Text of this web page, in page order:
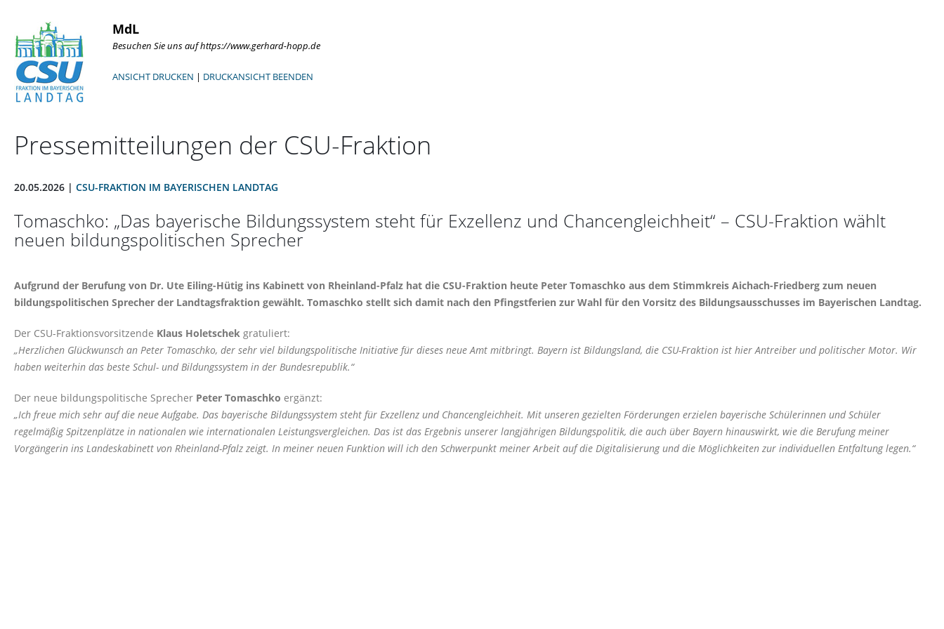
MdL
Besuchen Sie uns auf https://www.gerhard-hopp.de
ANSICHT DRUCKEN | DRUCKANSICHT BEENDEN
Pressemitteilungen der CSU-Fraktion
20.05.2026 | CSU-FRAKTION IM BAYERISCHEN LANDTAG
Tomaschko: „Das bayerische Bildungssystem steht für Exzellenz und Chancengleichheit“ – CSU-Fraktion wählt
neuen bildungspolitischen Sprecher
Aufgrund der Berufung von Dr. Ute Eiling-Hütig ins Kabinett von Rheinland-Pfalz hat die CSU-Fraktion heute Peter Tomaschko aus dem Stimmkreis Aichach-Friedberg zum neuen
bildungspolitischen Sprecher der Landtagsfraktion gewählt. Tomaschko stellt sich damit nach den Pfingstferien zur Wahl für den Vorsitz des Bildungsausschusses im Bayerischen Landtag.
Der CSU-Fraktionsvorsitzende Klaus Holetschek gratuliert:
Herzlichen Glückwunsch an Peter Tomaschko, der sehr viel bildungspolitische Initiative für dieses neue Amt mitbringt. Bayern ist Bildungsland, die CSU-Fraktion ist hier Antreiber und politischer Motor. Wir
haben weiterhin das beste Schul- und Bildungssystem in der Bundesrepublik.“
Der neue bildungspolitische Sprecher Peter Tomaschko ergänzt:
Ich freue mich sehr auf die neue Aufgabe. Das bayerische Bildungssystem steht für Exzellenz und Chancengleichheit. Mit unseren gezielten Förderungen erzielen bayerische Schülerinnen und Schüler
regelmäßig Spitzenplätze in nationalen wie internationalen Leistungsvergleichen. Das ist das Ergebnis unserer langjährigen Bildungspolitik, die auch über Bayern hinauswirkt, wie die Berufung meiner
Vorgängerin ins Landeskabinett von Rheinland-Pfalz zeigt. In meiner neuen Funktion will ich den Schwerpunkt meiner Arbeit auf die Digitalisierung und die Möglichkeiten zur individuellen Entfaltung legen.“